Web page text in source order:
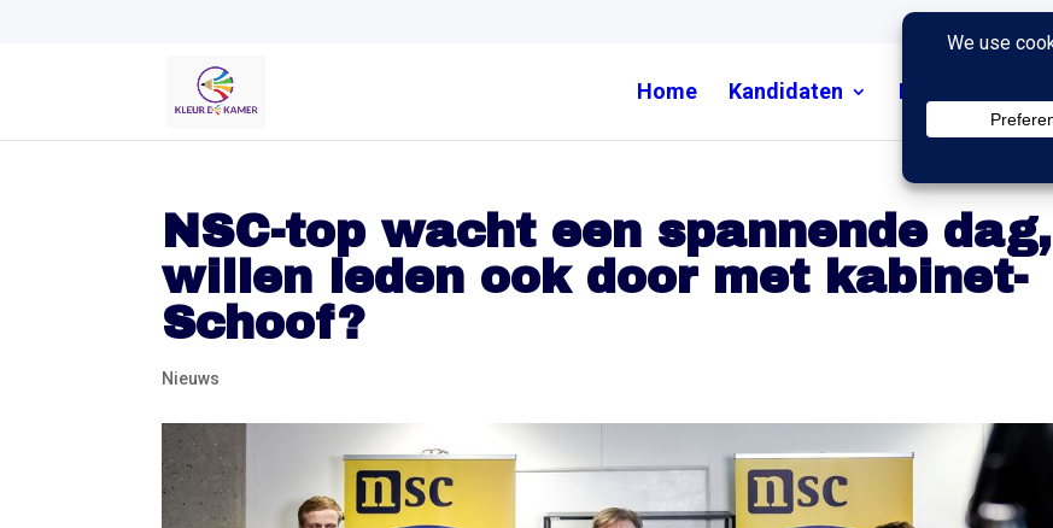
Home Kandidaten Nieuws
NSC-top wacht een spannende dag,
willen leden ook door met kabinet-
Schoof?
Nieuws